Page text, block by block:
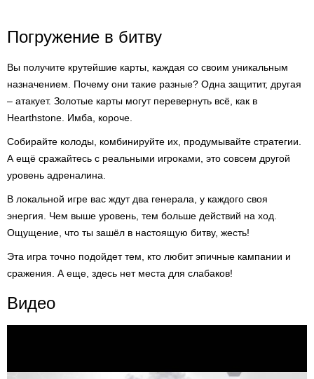
Погружение в битву
Вы получите крутейшие карты, каждая со своим уникальным
назначением. Почему они такие разные? Одна защитит, другая
– атакует. Золотые карты могут перевернуть всё, как в
Hearthstone. Имба, короче.
Собирайте колоды, комбинируйте их, продумывайте стратегии.
А ещё сражайтесь с реальными игроками, это совсем другой
уровень адреналина.
В локальной игре вас ждут два генерала, у каждого своя
энергия. Чем выше уровень, тем больше действий на ход.
Ощущение, что ты зашёл в настоящую битву, жесть!
Эта игра точно подойдет тем, кто любит эпичные кампании и
сражения. А еще, здесь нет места для слабаков!
Видео